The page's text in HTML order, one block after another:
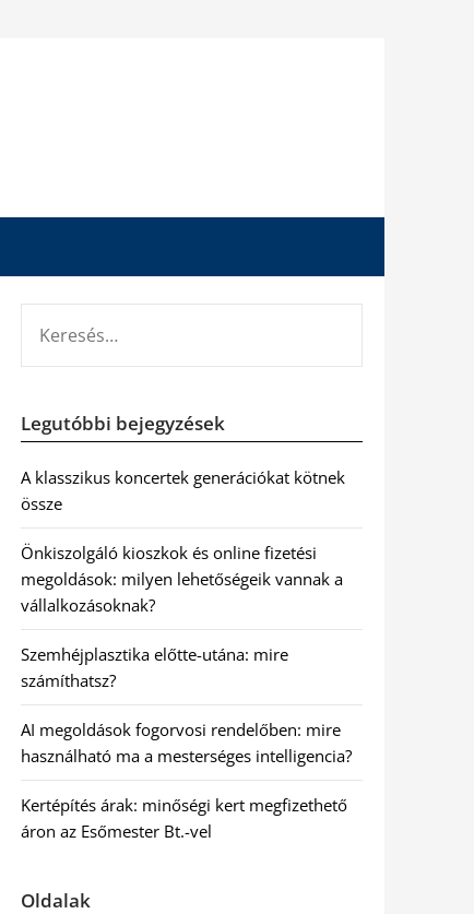
Legutóbbi bejegyzések
A klasszikus koncertek generációkat kötnek
össze
Önkiszolgáló kioszkok és online fizetési
megoldások: milyen lehetőségeik vannak a
vállalkozásoknak?
Szemhéjplasztika előtte-utána: mire
számíthatsz?
AI megoldások fogorvosi rendelőben: mire
használható ma a mesterséges intelligencia?
Kertépítés árak: minőségi kert megfizethető
áron az Esőmester Bt.-vel
Oldalak